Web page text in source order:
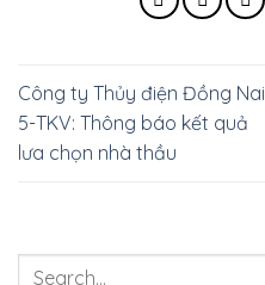
Công ty Thủy điện Đồng Nai
5-TKV: Thông báo kết quả
lưa chọn nhà thầu